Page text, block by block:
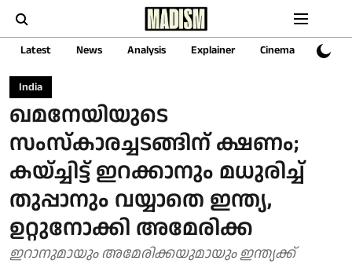
Latest News Analysis Explainer Cinema Sports
India
ഖമനേയിയുടെ
സംസ്കാരച്ചടങ്ങിന് ക്ഷണം;
കയ്ച്ചിട്ട് ഇറക്കാനും മധുരിച്ച്
തുപ്പാനും വയ്യാതെ ഇന്ത്യ,
ഉറ്റുനോക്കി അമേരിക്ക
ഇറാനുമായും അമേരിക്കയുമായും ഇന്ത്യക്ക്